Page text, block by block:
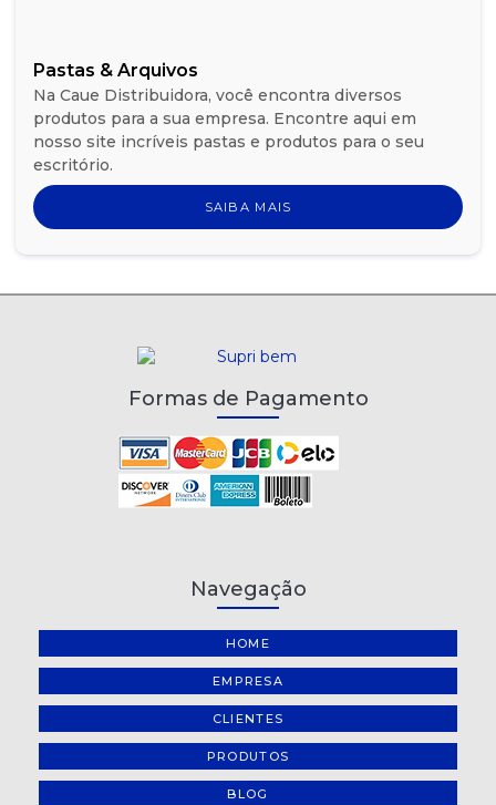
Pastas & Arquivos
Na Caue Distribuidora, você encontra diversos
produtos para a sua empresa. Encontre aqui em
nosso site incríveis pastas e produtos para o seu
escritório.
SAIBA MAIS
Formas de Pagamento
Navegação
HOME
EMPRESA
CLIENTES
PRODUTOS
BLOG